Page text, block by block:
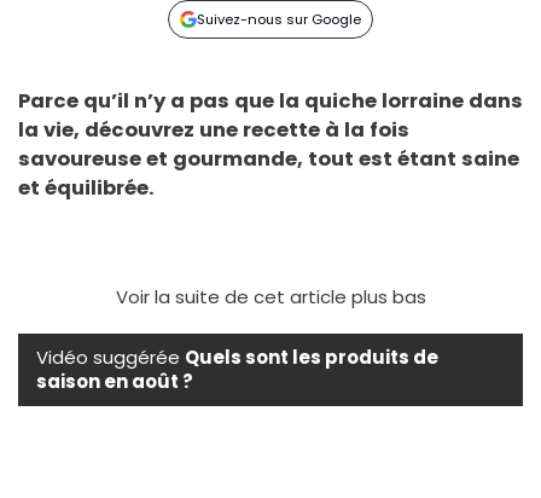
Suivez-nous sur Google
Parce qu’il n’y a pas que la quiche lorraine dans
la vie, découvrez une recette à la fois
savoureuse et gourmande, tout est étant saine
et équilibrée.
Voir la suite de cet article plus bas
Vidéo suggérée Quels sont les produits de
saison en août ?